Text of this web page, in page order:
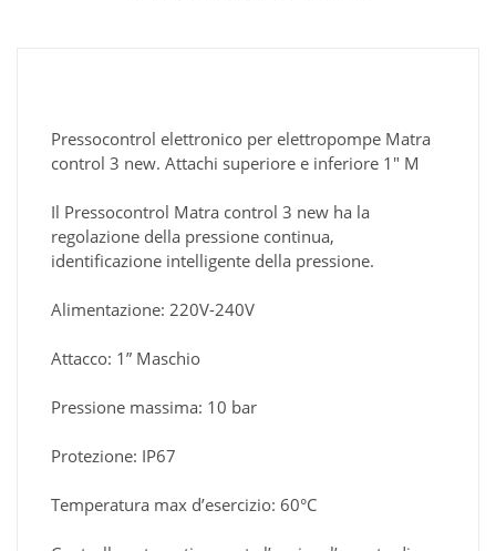
Pressocontrol elettronico per elettropompe Matra
control 3 new. Attachi superiore e inferiore 1" M
Il Pressocontrol Matra control 3 new ha la
regolazione della pressione continua,
identificazione intelligente della pressione.
Alimentazione: 220V-240V
Attacco: 1” Maschio
Pressione massima: 10 bar
Protezione: IP67
Temperatura max d’esercizio: 60°C